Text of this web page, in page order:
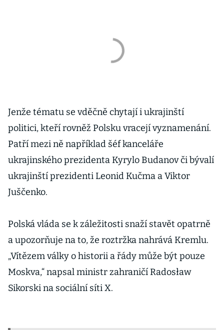
Jenže tématu se vděčně chytají i ukrajinští
politici, kteří rovněž Polsku vracejí vyznamenání.
Patří mezi ně například šéf kanceláře
ukrajinského prezidenta Kyrylo Budanov či bývalí
ukrajinští prezidenti Leonid Kučma a Viktor
Juščenko.
Polská vláda se k záležitosti snaží stavět opatrně
a upozorňuje na to, že roztržka nahrává Kremlu.
„Vítězem války o historii a řády může být pouze
Moskva,“ napsal ministr zahraničí Radosław
Sikorski na sociální síti X.